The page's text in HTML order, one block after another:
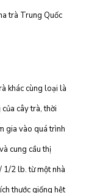
trà Trung Quốc
khác cùng loại là
cây trà, thời
gia vào quá trình
cung cầu thị
1/2 lb. từ một nhà
thước giống hệt